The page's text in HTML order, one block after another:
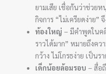
ยามเสีย เชื่อกันว่าช่วย
กิจการ “ไม่เครียดง่าย”
ท้องใหญ่ – มีคำพูดในค
ราวได้มาก” หมายถึงค
กว้าง ไม่โกรธง่าย เป็นร
เด็กน้อยล้อมรอบ – สื่อ